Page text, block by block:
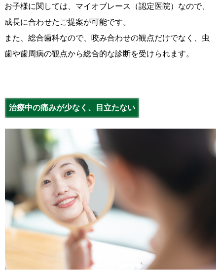
お子様に関しては、マイオブレース（認定医院）なので、
成長に合わせたご提案が可能です。
また、総合歯科なので、咬み合わせの観点だけでなく、虫
歯や歯周病の観点から総合的な診断を受けられます。
治療中の痛みが少なく、目立たない